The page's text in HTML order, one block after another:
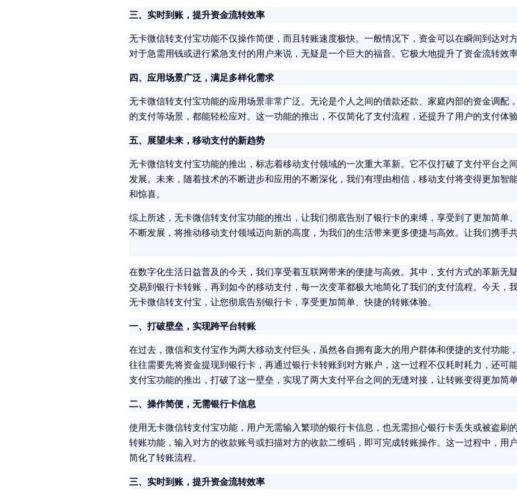
三、实时到账，提升资金流转效率
无卡微信转支付宝功能不仅操作简便，而且转账速度极快。一般情况下，资金可以在瞬间到达对
对于急需用钱或进行紧急支付的用户来说，无疑是一个巨大的福音。它极大地提升了资金流转效
四、应用场景广泛，满足多样化需求
无卡微信转支付宝功能的应用场景非常广泛。无论是个人之间的借款还款、家庭内部的资金调配
的支付等场景，都能轻松应对。这一功能的推出，不仅简化了支付流程，还提升了用户的支付体
五、展望未来，移动支付的新趋势
无卡微信转支付宝功能的推出，标志着移动支付领域的一次重大革新。它不仅打破了支付平台之
发展。未来，随着技术的不断进步和应用的不断深化，我们有理由相信，移动支付将变得更加智
和惊喜。
综上所述，无卡微信转支付宝功能的推出，让我们彻底告别了银行卡的束缚，享受到了更加简单
不断发展，将推动移动支付领域迈向新的高度，为我们的生活带来更多便捷与高效。让我们携手
在数字化生活日益普及的今天，我们享受着互联网带来的便捷与高效。其中，支付方式的革新无
交易到银行卡转账，再到如今的移动支付，每一次变革都极大地简化了我们的支付流程。今天
无卡微信转支付宝，让您彻底告别银行卡，享受更加简单、快捷的转账体验。
一、打破壁垒，实现跨平台转账
在过去，微信和支付宝作为两大移动支付巨头，虽然各自拥有庞大的用户群体和便捷的支付功能
往往需要先将资金提现到银行卡，再通过银行卡转账到对方账户，这一过程不仅耗时耗力，还可
支付宝功能的推出，打破了这一壁垒，实现了两大支付平台之间的无缝对接，让转账变得更加简单
二、操作简便，无需银行卡信息
使用无卡微信转支付宝功能，用户无需输入繁琐的银行卡信息，也无需担心银行卡丢失或被盗刷
转账功能，输入对方的收款账号或扫描对方的收款二维码，即可完成转账操作。这一过程中，用
简化了转账流程。
三、实时到账，提升资金流转效率